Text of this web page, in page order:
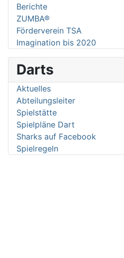
Berichte
ZUMBA®
Förderverein TSA
Imagination bis 2020
Darts
Aktuelles
Abteilungsleiter
Spielstätte
Spielpläne Dart
Sharks auf Facebook
Spielregeln